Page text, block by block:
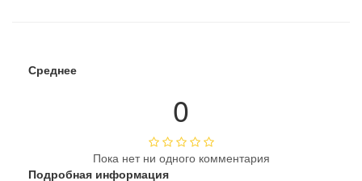
Среднее
0
Пока нет ни одного комментария
Подробная информация